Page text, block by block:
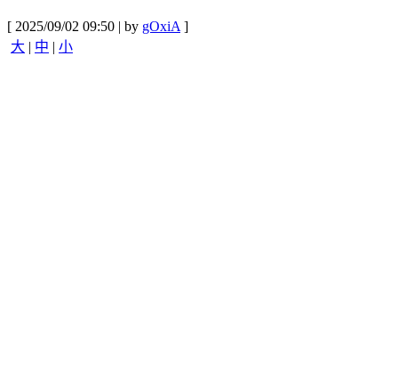
[ 2025/09/02 09:50 | by gOxiA]
大 | 中 | 小